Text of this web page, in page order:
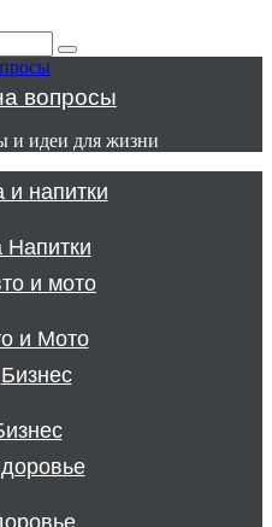
вопросы
и идеи для жизни
и Мото